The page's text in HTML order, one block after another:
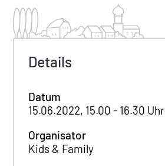
Details
Datum
15.06.2022, 15.00 - 16.30 Uhr
Organisator
Kids & Family